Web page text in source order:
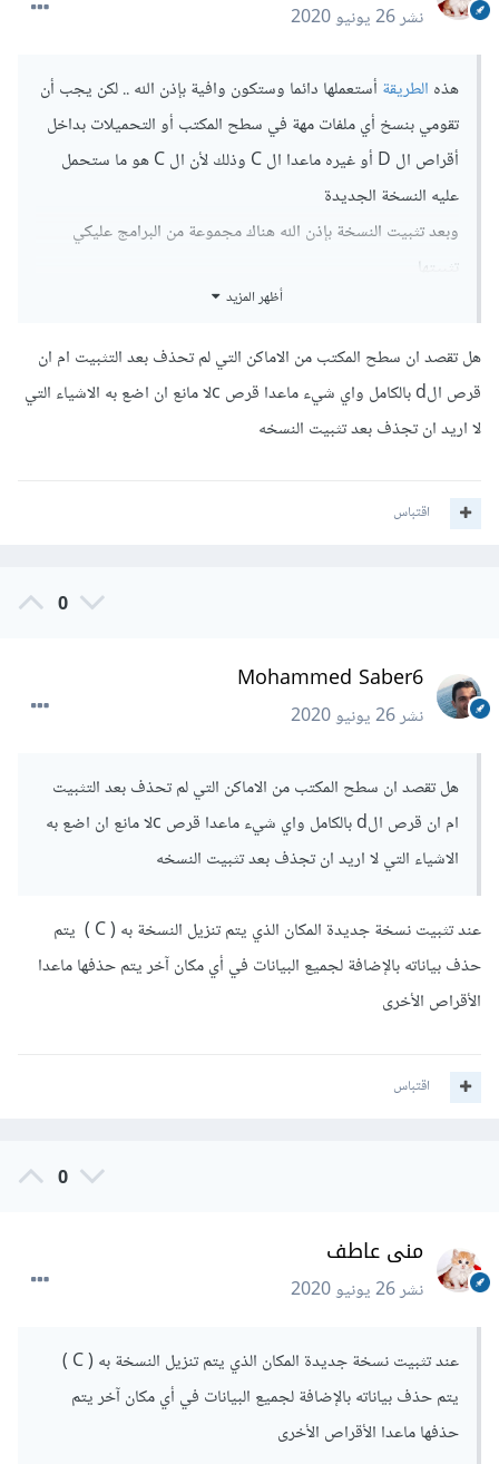
نشر26 يونيو 2020
هذه الطريقةأستعملها دائما وستكون وافية بإذن الله .. لكن يجب أن
تقومي بنسخ أي ملفات مهة في سطح المكتب أو التحميلات بداخل
أقراص ال D أو غيره ماعدا ال C وذلك لأن ال C هو ما ستحمل
عليه النسخة الجديدة
وبعد تثبيت النسخة بإذن الله هناك مجموعة من البرامج عليكي
تثبيتها
.
netFramework
أظهر المزيد
هل تقصد ان سطح المكتب من الاماكن التي لم تحذف بعد التثبيت ام ان
قرص الd بالكامل واي شيء ماعدا قرص cلا مانع ان اضع به الاشياء التي
لا اريد ان تجذف بعد تثبيت النسخه
اقتباس
0
Mohammed Saber6
نشر26 يونيو 2020
هل تقصد ان سطح المكتب من الاماكن التي لم تحذف بعد التثبيت
ام ان قرص الd بالكامل واي شيء ماعدا قرص cلا مانع ان اضع به
الاشياء التي لا اريد ان تجذف بعد تثبيت النسخه
عند تثبيت نسخة جديدة المكان الذي يتم تنزيل النسخة به ( C ) يتم
حذف بياناته بالإضافة لجميع البيانات في أي مكان آخر يتم حذفها ماعدا
الأقراص الأخرى
اقتباس
0
منى عاطف
نشر26 يونيو 2020
عند تثبيت نسخة جديدة المكان الذي يتم تنزيل النسخة به ( C )
يتم حذف بياناته بالإضافة لجميع البيانات في أي مكان آخر يتم
حذفها ماعدا الأقراص الأخرى